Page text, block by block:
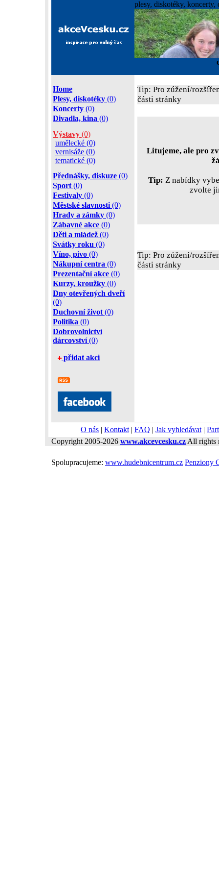
plesy, diskotéky,
Home
Plesy, diskotéky (0)
Koncerty (0)
Divadla, kina (0)
Výstavy (0)
umělecké (0)
vernisáže (0)
tematické (0)
Přednášky, diskuze (0)
Sport (0)
Festivaly (0)
Městské slavnosti (0)
Hrady a zámky (0)
Zábavné akce (0)
Děti a mládež (0)
Svátky roku (0)
Víno, pivo (0)
Nákupní centra (0)
Prezentační akce (0)
Kurzy, kroužky (0)
Dny otevřených dveří
(0)
Duchovní život (0)
Politika (0)
Dobrovolnictví
dárcovství(0)
přidat akci
Tip: Pro zúžení/
části stránky
Litujeme, ale pro
Tip: Z nabídky
zvolte
Tip: Pro zúžení/
části stránky
O nás | Kontakt | FAQ | Jak vyhledávat |
Copyright 2005-2026 www.akcevcesku.cz All rights
Spolupracujeme: www.hudebnicentrum.cz Penziony